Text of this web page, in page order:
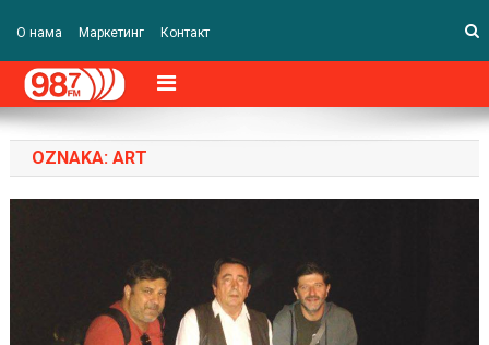
О нама Маркетинг Контакт
OZNAKA: ART